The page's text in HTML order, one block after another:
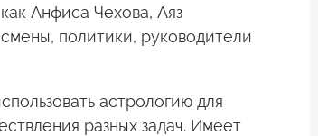
Анфиса Чехова, Аяз
политики, руководители
астрологию для
разных задач. Имеет